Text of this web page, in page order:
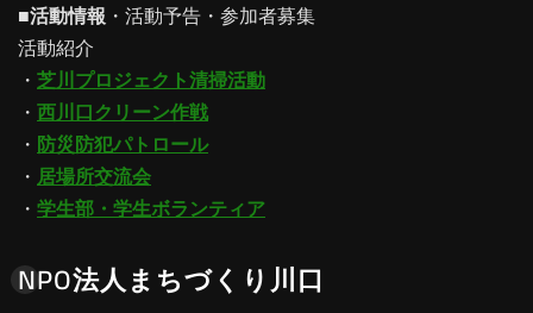
■活動情報 ・活動予告・参加者募集
活動紹介
・ 芝川プロジェクト清掃活動
・ 西川口クリーン作戦
・ 防災防犯パトロール
・ 居場所交流会
・ 学生部・学生ボランティア
NPO法人まちづくり川口